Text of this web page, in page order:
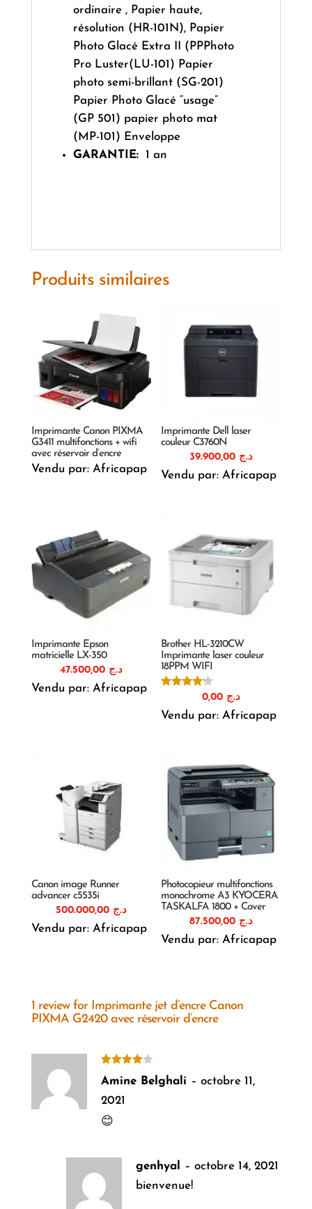
ordinaire , Papier haute,
résolution (HR-101N), Papier
Photo Glacé Extra II (PPPhoto
Pro Luster(LU-101) Papier
photo semi-brillant (SG-201)
Papier Photo Glacé “usage”
(GP 501) papier photo mat
(MP-101) Enveloppe
GARANTIE: 1 an
Produits similaires
Imprimante Canon PIXMA
G3411 multifonctions + wifi
avec réservoir d’encre
Vendu par: Africapap
Imprimante Dell laser
couleur C3760N
د.ج 39.900,00
Vendu par: Africapap
Imprimante Epson
matricielle LX-350
د.ج 47.500,00
Vendu par: Africapap
Brother HL-3210CW
Imprimante laser couleur
18PPM WIFI
sur 5
د.ج 0,00
Vendu par: Africapap
Canon image Runner
advancer c5535i
د.ج 500.000,00
Vendu par: Africapap
Photocopieur multifonctions
monochrome A3 KYOCERA
TASKALFA 1800 + Cover
د.ج 87.500,00
Vendu par: Africapap
1 review for Imprimante jet d’encre Canon
PIXMA G2420 avec réservoir d’encre
Note
sur 5
Amine Belghali – octobre 11,
2021
😊
genhyal – octobre 14, 2021
bienvenue!